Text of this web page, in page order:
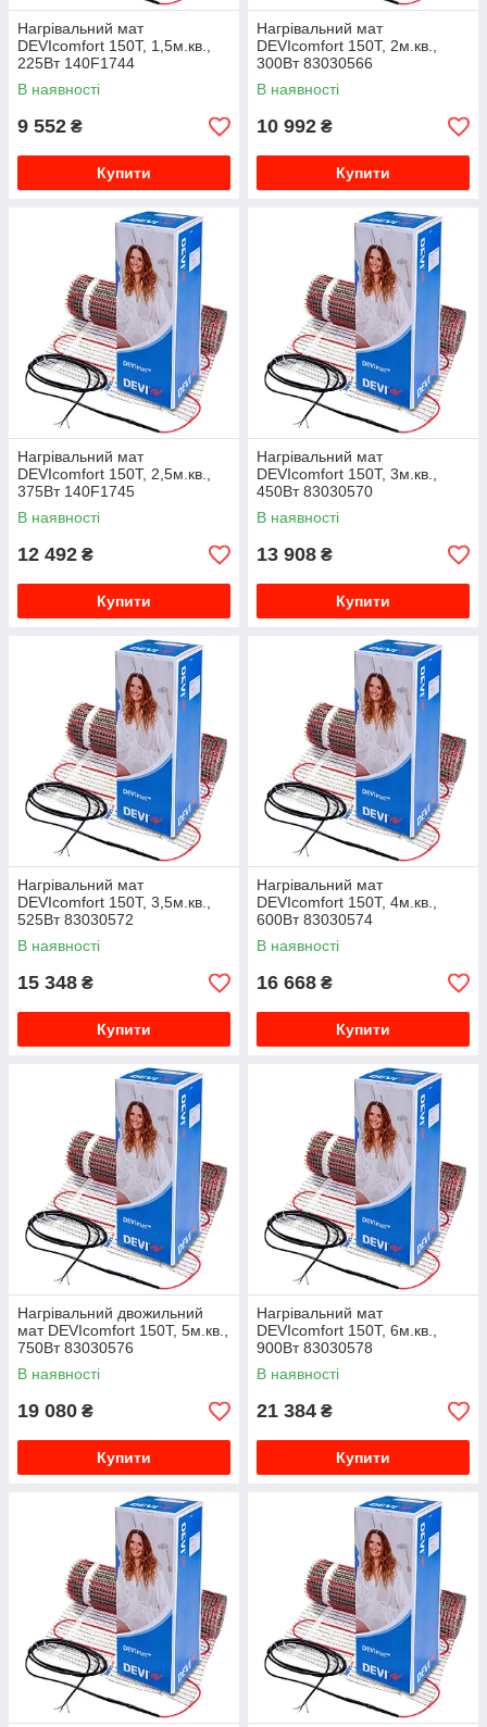
Нагрівальний мат
DEVIcomfort 150T, 1,5м.кв.,
225Вт 140F1744
В наявності
9 552 ₴
Купити
Нагрівальний мат
DEVIcomfort 150T, 2м.кв.,
300Вт 83030566
В наявності
10 992 ₴
Купити
Нагрівальний мат
DEVIcomfort 150T, 2,5м.кв.,
375Вт 140F1745
В наявності
12 492 ₴
Купити
Нагрівальний мат
DEVIcomfort 150T, 3м.кв.,
450Вт 83030570
В наявності
13 908 ₴
Купити
Нагрівальний мат
DEVIcomfort 150T, 3,5м.кв.,
525Вт 83030572
В наявності
15 348 ₴
Купити
Нагрівальний мат
DEVIcomfort 150T, 4м.кв.,
600Вт 83030574
В наявності
16 668 ₴
Купити
Нагрівальний двожильний
мат DEVIcomfort 150T, 5м.кв.,
750Вт 83030576
В наявності
19 080 ₴
Купити
Нагрівальний мат
DEVIcomfort 150T, 6м.кв.,
900Вт 83030578
В наявності
21 384 ₴
Купити